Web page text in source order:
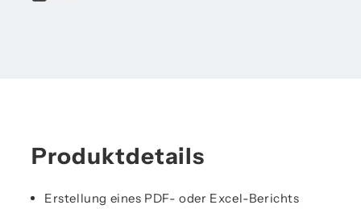
Produktdetails
Erstellung eines PDF- oder Excel-Berichts